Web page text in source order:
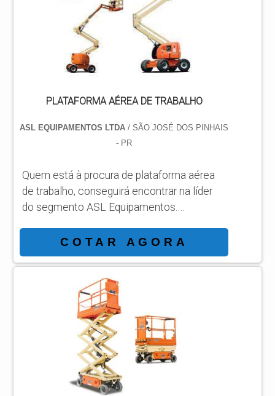
chega até a ASL Equipamentos.
Especializada em plataformas elevatórias
móveis de trabalho e plataformas...
PLATAFORMA AÉREA DE TRABALHO
ASL EQUIPAMENTOS LTDA/ SÃO JOSÉ DOS PINHAIS
- PR
Quem está à procura de plataforma aérea
de trabalho, conseguirá encontrar na líder
do segmento ASL Equipamentos.
própria empresa e descobrindo a líder da
área de atuação. MAIS SOBRE
PLATAFORMA AEREA DE TRABALHO
Quem busca por plataforma aérea de
trabalho em uma companhia comprometida
com os serviços, consegue encontrar o
site da ASL Equipamentos. Especializada
em plataformas elevatórias móveis ...
COTAR AGORA